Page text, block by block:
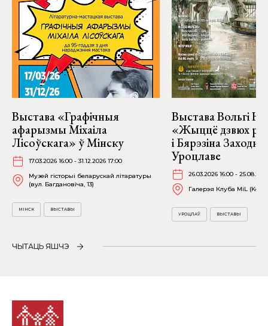
Выстава «Графічныя
афарызмы Міхаіла
Лісоўскага» ў Мінску
17.03.2026 16:00 - 31.12.2026 17:00
Музей гісторыі беларускай літаратуры
(вул. Багдановіча, 13)
МІНСК ВЫСТАВЫ
Выстава Вольгі
«Жыццё дзвюх
і Бярэзіна
Уроцлаве
26.03.2026 16:00 -
Галерэя Клуба MiL
УРОЦЛАЎ ВЫСТАВЫ
ЧЫТАЦЬ ЯШЧЭ